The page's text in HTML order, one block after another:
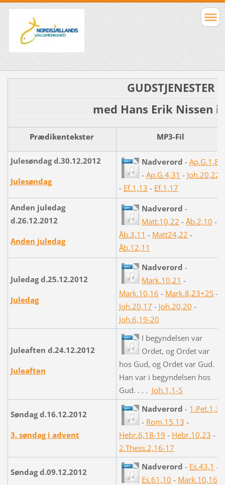
GUDSTJENESTER
med Hans Erik Nissen i
Prædikentekster MP3-Fil
Julesøndag d.30.12.2012
Julesøndag
Nadverord - Ap.G.1,8
- Ap.G.4,31 - Joh.20,22
- Ef.1,13 - Ef.1,17
Anden juledag
d.26.12.2012
Anden juledag
Nadverord -
Matt.10,22 - Åb.2,10 -
Åb.3,11 - Matt24,22 -
Åb.12,11
Juledag d.25.12.2012
Juledag
Nadverord -
Mark.10,21 -
Mark.10,16 - Mark.8,23+25 -
Joh.20,17 - Joh.20,20 -
Joh.6,19-20
Juleaften d.24.12.2012
Juleaften
I begyndelsen var
Ordet, og Ordet var
hos Gud, og Ordet var Gud.
Han var i begyndelsen hos
Gud. . . . Joh.1,1-5
Søndag d.16.12.2012
3. søndag i advent
Nadverord - 1.Pet.1,3
- Rom.15,13 -
Hebr.6,18-19 - Hebr.10,23 -
2.Thess.2,16-17
Søndag d.09.12.2012
Nadverord - Es.43,1 -
Es.61,10 - Mark.10,16